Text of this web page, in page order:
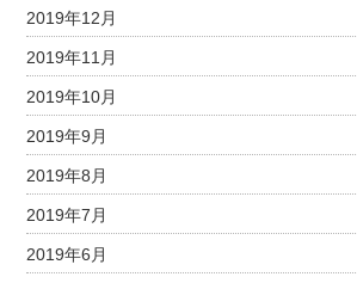
2019年12月
2019年11月
2019年10月
2019年9月
2019年8月
2019年7月
2019年6月